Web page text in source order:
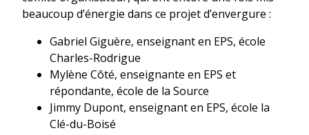
beaucoup d’énergie dans ce projet d’envergure :
Gabriel Giguère, enseignant en EPS, école
Charles-Rodrigue
Mylène Côté, enseignante en EPS et
répondante, école de la Source
Jimmy Dupont, enseignant en EPS, école la
Clé-du-Boisé